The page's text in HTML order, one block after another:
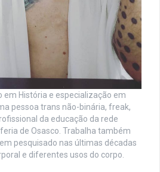
em História e especialização em
pessoa trans não-binária, freak,
da educação da rede
de Osasco. Trabalha também
pesquisado nas últimas décadas
e diferentes usos do corpo.